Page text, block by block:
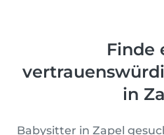
Finde
in
Babysitter in Zapel